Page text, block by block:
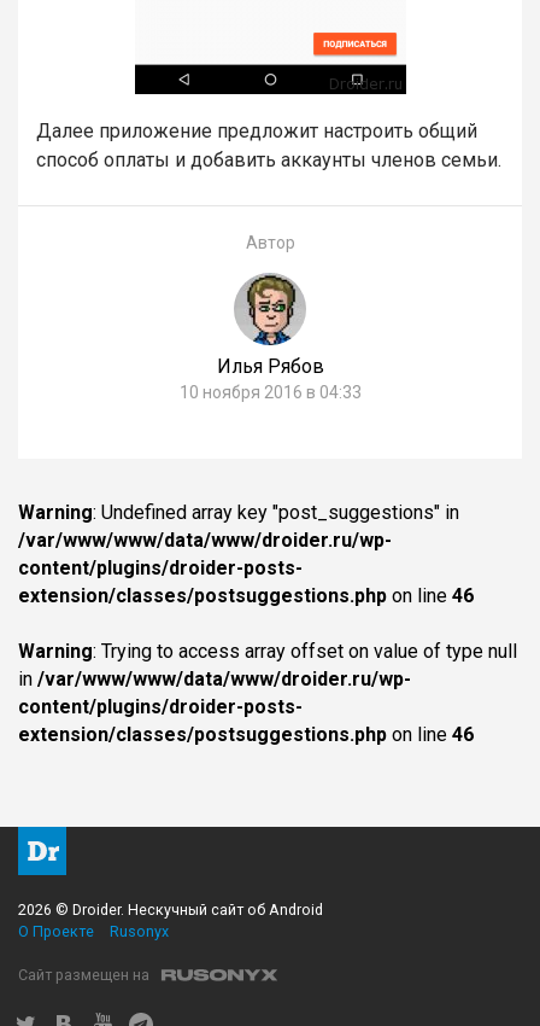
Далее приложение предложит настроить общий
способ оплаты и добавить аккаунты членов семьи.
Автор
Илья Рябов
10 ноября 2016 в 04:33
Warning: Undefined array key "post_suggestions" in
/var/www/www/data/www/droider.ru/wp-
content/plugins/droider-posts-
extension/classes/postsuggestions.php on line 46
Warning: Trying to access array offset on value of type null
in /var/www/www/data/www/droider.ru/wp-
content/plugins/droider-posts-
extension/classes/postsuggestions.php on line 46
2026 © Droider. Нескучный сайт об Android
О Проекте
Rusonyx
Сайт размещен на